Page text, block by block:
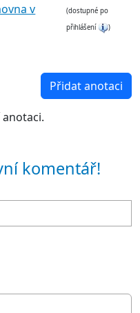
v
(dostupné po
přihlášení
)
Přidat anotaci
komentář!